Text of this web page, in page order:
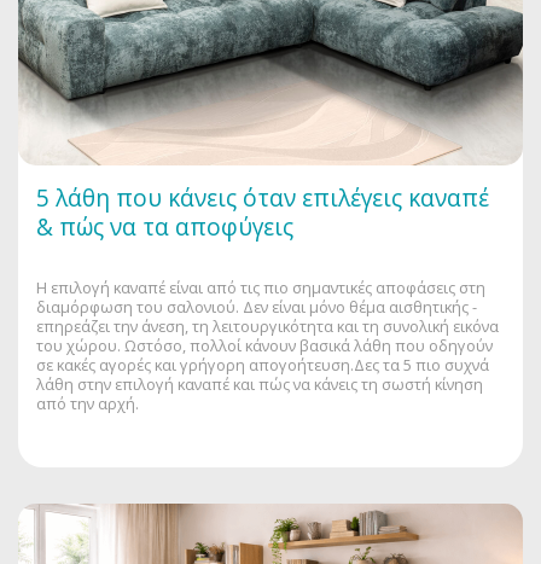
5 λάθη που κάνεις όταν επιλέγεις καναπέ
& πώς να τα αποφύγεις
Η επιλογή καναπέ είναι από τις πιο σημαντικές αποφάσεις στη
διαμόρφωση του σαλονιού. Δεν είναι μόνο θέμα αισθητικής -
επηρεάζει την άνεση, τη λειτουργικότητα και τη συνολική εικόνα
του χώρου. Ωστόσο, πολλοί κάνουν βασικά λάθη που οδηγούν
σε κακές αγορές και γρήγορη απογοήτευση.Δες τα 5 πιο συχνά
λάθη στην επιλογή καναπέ και πώς να κάνεις τη σωστή κίνηση
από την αρχή.